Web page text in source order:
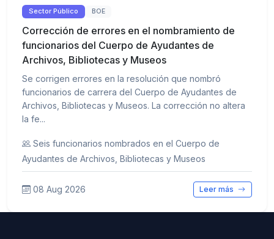
Sector Público BOE
Corrección de errores en el nombramiento de
funcionarios del Cuerpo de Ayudantes de
Archivos, Bibliotecas y Museos
Se corrigen errores en la resolución que nombró
funcionarios de carrera del Cuerpo de Ayudantes de
Archivos, Bibliotecas y Museos. La corrección no altera
la fe...
Seis funcionarios nombrados en el Cuerpo de
Ayudantes de Archivos, Bibliotecas y Museos
08 Aug 2026 Leer más